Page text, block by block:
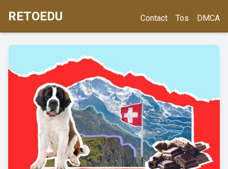
RETOEDU Contact Tos DMCA